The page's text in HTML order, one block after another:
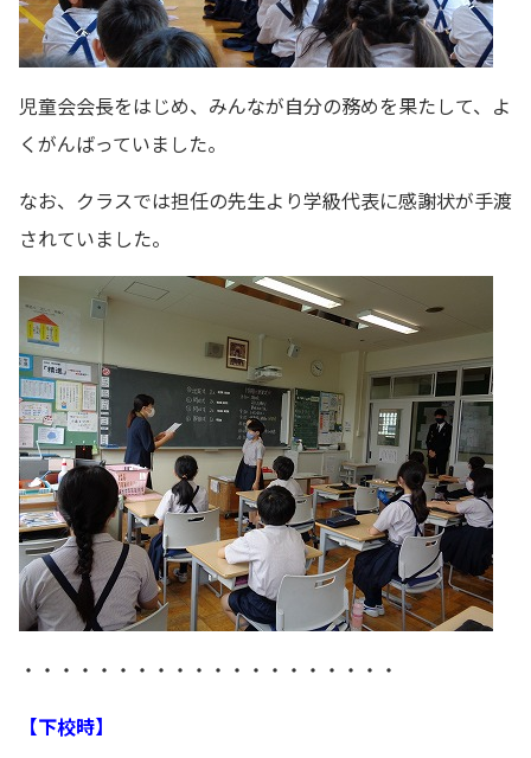
児童会会長をはじめ、みんなが自分の務めを果たして、よ
くがんばっていました。
なお、クラスでは担任の先生より学級代表に感謝状が手渡
されていました。
・・・・・・・・・・・・・・・・・・・・
【下校時】